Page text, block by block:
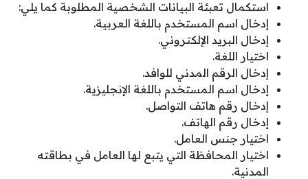
استكمال تعبئة البيانات الشخصية المطلوبة كما يلي:
إدخال اسم المستخدم باللغة العربية.
إدخال البريد الإلكتروني.
اختيار اللغة.
إدخال الرقم المدني للوافد.
إدخال اسم المستخدم باللغة الإنجليزية.
إدخال رقم هاتف التواصل.
إدخال رقم الهاتف.
اختيار جنس العامل.
اختيار المحافظة التي يتبع لها العامل في بطاقته
المدنية.